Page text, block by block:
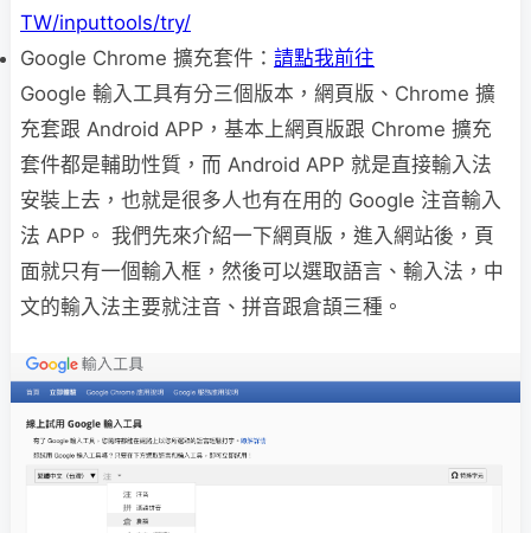
TW/inputtools/try/
Google Chrome 擴充套件： 請點我前往
Google 輸入工具有分三個版本，網頁版、Chrome 擴
充套跟 Android APP，基本上網頁版跟 Chrome 擴充
套件都是輔助性質，而 Android APP 就是直接輸入法
安裝上去，也就是很多人也有在用的 Google 注音輸入
法 APP。 我們先來介紹一下網頁版，進入網站後，頁
面就只有一個輸入框，然後可以選取語言、輸入法，中
文的輸入法主要就注音、拼音跟倉頡三種。